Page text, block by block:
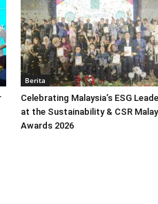
Berita
Celebrating Malaysia’s ESG
at the Sustainability & CSR
Awards 2026